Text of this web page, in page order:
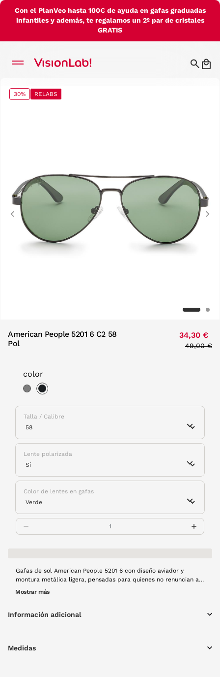
Con el PlanVeo hasta 100€ de ayuda en gafas graduadas
infantiles y además, te regalamos un 2º par de cristales
GRATIS
30% RELABS
Previous
American People 5201 6 C2 58
Pol
34,30 €
Price
49,00 €
color
Talla / Calibre
Lente polarizada
Color de lentes en gafas
Gafas de sol American People 5201 6 con diseño aviador y
montura metálica ligera, pensadas para quienes no renuncian al
estilo ni la comodidad. Las lentes polarizadas eliminan reflejos
marca la diferencia.
Mostrar más
Información adicional
Medidas